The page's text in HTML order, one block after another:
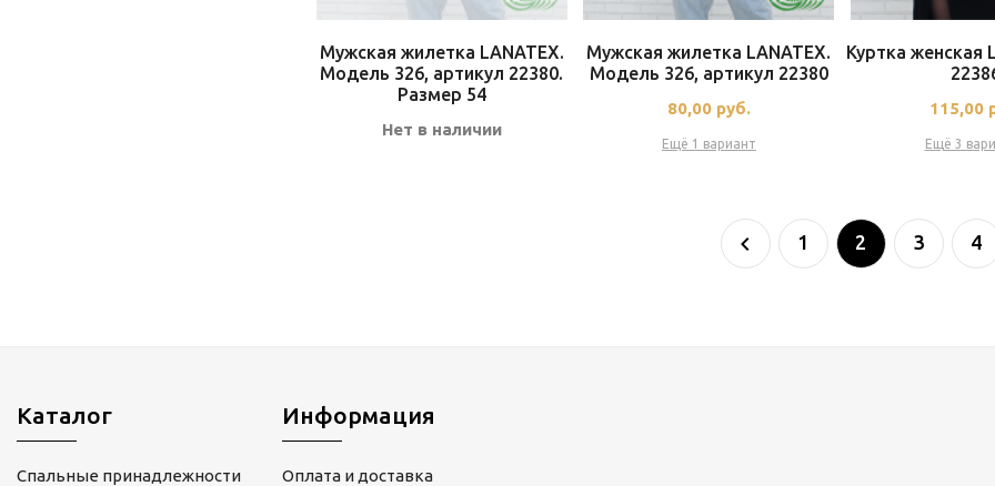
Мужская жилетка LANATEX.
Модель 326, артикул 22380.
Размер 54
Нет в наличии
Мужская жилетка LANATEX.
Модель 326, артикул 22380
80,00 руб.
Ещё 1 вариант
Куртка женская
115,00
Ещё 3
1 2 3 4
Каталог
Спальные принадлежности
Информация
Оплата и доставка